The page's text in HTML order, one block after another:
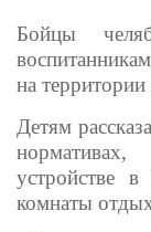
Бойцы
на
Детям
устройстве
комнаты